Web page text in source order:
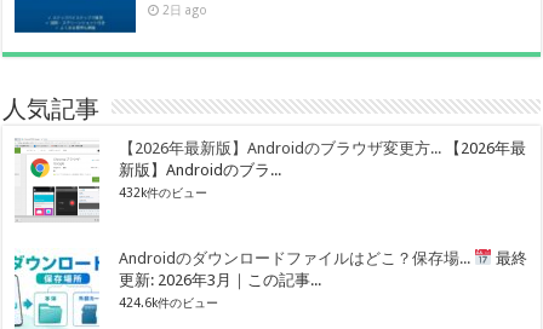
2日 ago
人気記事
【2026年最新版】Androidのブラウザ変更方...
【2026年最
新版】Androidのブラ...
432k件のビュー
Androidのダウンロードファイルはどこ？保存場...
最終
更新: 2026年3月｜この記事...
424.6k件のビュー